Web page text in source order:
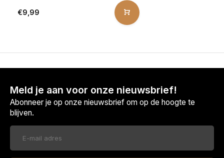
€9,99
Meld je aan voor onze nieuwsbrief!
Abonneer je op onze nieuwsbrief om op de hoogte te
blijven.